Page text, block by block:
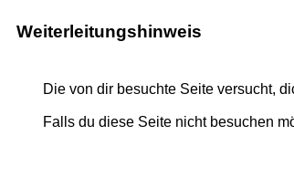
Weiterleitungshinweis
Die von dir besuchte Seite versucht,
Falls du diese Seite nicht besuchen